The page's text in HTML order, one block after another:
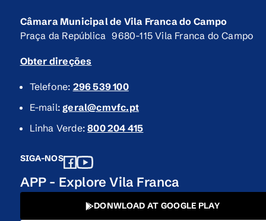
Câmara Municipal de Vila Franca do Campo
Praça da República 9680-115 Vila Franca do Campo
Obter direções
Telefone: 296 539 100
E-mail: geral@cmvfc.pt
Linha Verde:800 204 415
SIGA-NOS
APP - Explore Vila Franca
DONWLOAD AT GOOGLE PLAY